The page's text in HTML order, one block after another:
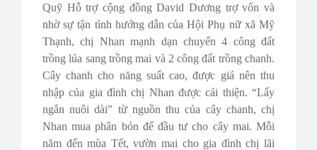
Quỹ Hỗ trợ cộng đồng David Dương trợ vốn và
nhờ sự tận tình hướng dẫn của Hội Phụ nữ xã Mỹ
Thạnh, chị Nhan mạnh dạn chuyển 4 công đất
trồng lúa sang trồng mai và 2 công đất trồng chanh.
Cây chanh cho năng suất cao, được giá nên thu
nhập của gia đình chị Nhan được cải thiện. “Lấy
ngắn nuôi dài” từ nguồn thu của cây chanh, chị
Nhan mua phân bón để đầu tư cho cây mai. Mỗi
năm đến mùa Tết, vườn mai cho gia đình chị lãi